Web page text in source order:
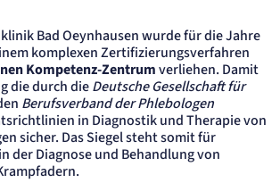
Bad Oeynhausen wurde für die Jahre
komplexen Zertifizierungsverfahren
Kompetenz-Zentrumverliehen. Damit
die durch dieDeutsche Gesellschaft für
Berufsverband der Phlebologen
in Diagnostik und Therapie von
sicher. Das Siegel steht somit für
der Diagnose und Behandlung von